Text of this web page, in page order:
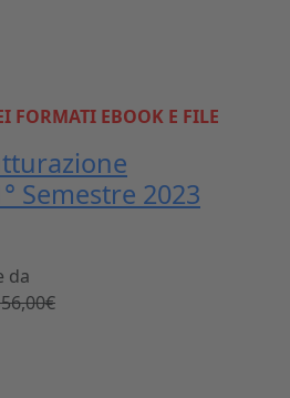
FORMATI EBOOK E FILE
Semestre 2023
da